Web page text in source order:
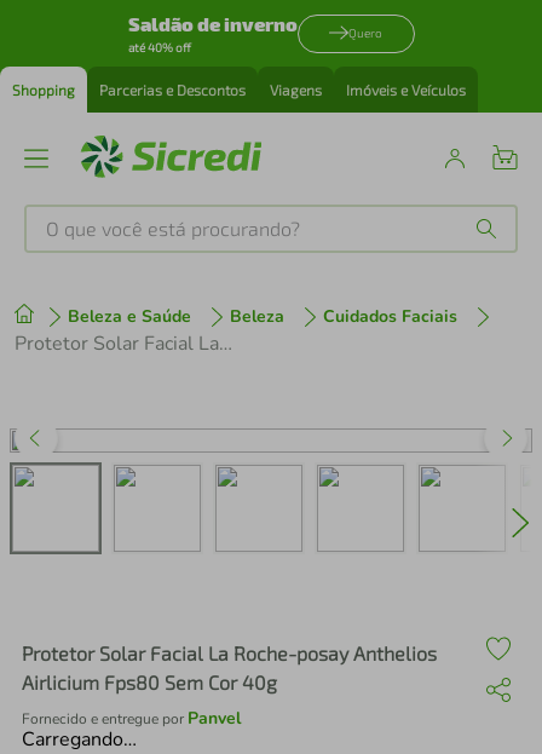
Saldão de inverno
até 40% off
Quero
Shopping Parcerias e Descontos Viagens Imóveis e Veículos
O que você está procurando?
Beleza e Saúde Beleza Cuidados Faciais
Protetor Solar Facial La Roche-posay Anthelios Airlicium Fps80 Sem Cor 40g
Protetor Solar Facial La Roche-posay Anthelios
Airlicium Fps80 Sem Cor 40g
Fornecido e entregue por Panvel
Carregando…
1º tenis
perfume